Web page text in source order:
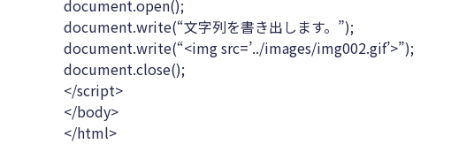
document.open();
document.write(“文字列を書き出します。”);
document.write(“<img src=’../images/img002.gif’>”);
document.close();
</script>
</body>
</html>